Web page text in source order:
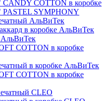
CANDY COTTON в коробке
PASTEL SYMPHONY
АльВиТек
в коробке АльВиТек
АльВиТек
COTTON в коробке
в коробке АльВиТек
COTTON в коробке
CLEO